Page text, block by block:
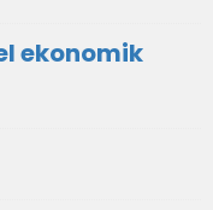
ekonomik